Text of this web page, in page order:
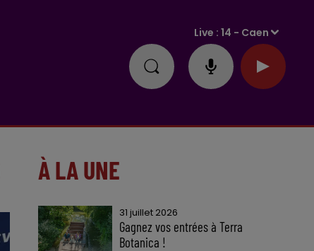
Live :14 - Caen
À LA UNE
31 juillet 2026
Gagnez vos entrées à Terra
Botanica !